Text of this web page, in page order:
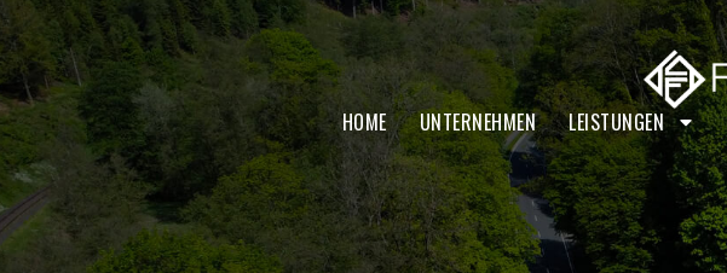
HOME UNTERNEHMEN LEISTUNGEN